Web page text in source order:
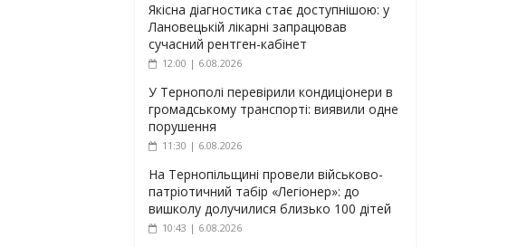
Якісна діагностика стає доступнішою: у
Лановецькій лікарні запрацював
сучасний рентген-кабінет
12:00 | 6.08.2026
У Тернополі перевірили кондиціонери в
громадському транспорті: виявили одне
порушення
11:30 | 6.08.2026
На Тернопільщині провели військово-
патріотичний табір «Легіонер»: до
вишколу долучилися близько 100 дітей
10:43 | 6.08.2026